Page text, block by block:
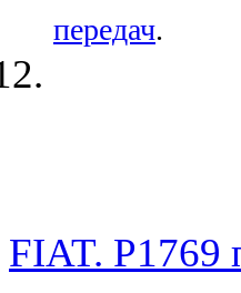
передач.
FIAT. P1769